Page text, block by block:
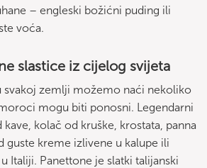
– engleski božićni puding ili
voća.
slastice iz cijelog svijeta
svakoj zemlji možemo naći nekoliko
mogu biti ponosni. Legendarni
kolač od kruške, krostata, panna
kreme izlivene u kalupe ili
Italiji. Panettone je slatki talijanski